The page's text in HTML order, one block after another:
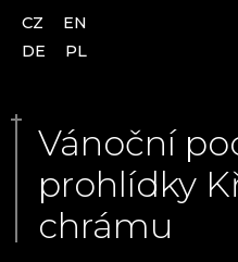
Lužické hory
Lužické hory
CZ
EN
DE
PL
Vánoční
prohlídky
chrámu